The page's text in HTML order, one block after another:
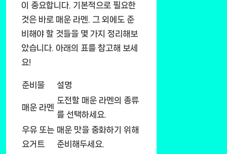
이 중요합니다. 기본적으로 필요한
것은 바로 매운 라멘. 그 외에도 준
비해야 할 것들을 몇 가지 정리해보
았습니다. 아래의 표를 참고해 보세
요!
준비물 설명
매운 라멘
도전할 매운 라멘의 종류
를 선택하세요.
우유 또는
요거트
매운 맛을 중화하기 위해
준비해두세요.